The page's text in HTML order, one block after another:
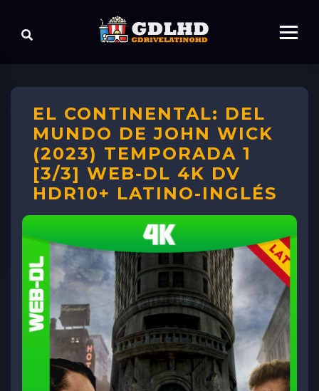
EL CONTINENTAL: DEL
MUNDO DE JOHN WICK
(2023) TEMPORADA 1
[3/3] WEB-DL 4K DV
HDR10+ LATINO-INGLÉS